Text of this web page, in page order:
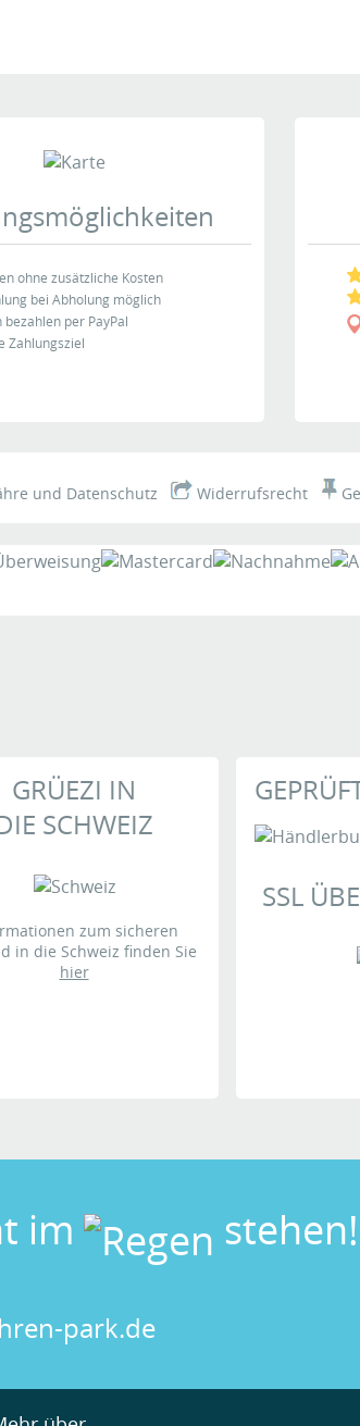
ohne zusätzliche Kosten
bei Abholung möglich
bezahlen per PayPal
Zahlungsziel
und Datenschutz Widerrufsrecht
GRÜEZI IN
SCHWEIZ
zum sicheren
in die Schweiz finden Sie
hier
SSL
im stehen!
park.de